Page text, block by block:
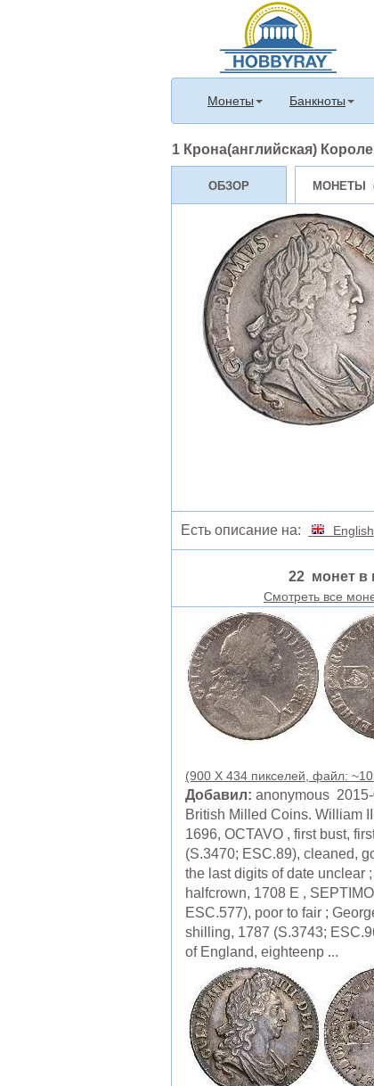
Монеты Банкноты
1 Крона(английская)
ОБЗОР МОНЕТЫ
Есть описание на: English
22 монет в
Смотреть все
(900 X 434 пикселей, файл:
Добавил: anonymous
British Milled Coins. William
1696, OCTAVO , first bust,
(S.3470; ESC.89), cleaned,
the last digits of date unclear ;
halfcrown, 1708 E ,
ESC.577), poor to fair ;
shilling, 1787 (S.3743;
of England, eighteenp ...